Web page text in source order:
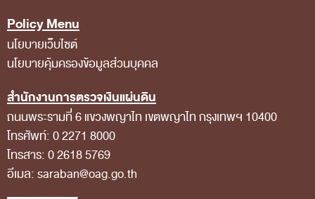
สภาพ
สรุปผลการจัดซื้อจัดจ้าง
การรายงานผลการจัดซื้อจัดจ้าง หรือการจัดการ
พัสดุ
การประเมิน ITA
ศูนย์ข้อมูลข่าวสารของราชการ
Policy Menu
นโยบายเว็บไซต์
นโยบายคุ้มครองข้อมูลส่วนบุคคล
สำนักงานการตรวจเงินแผ่นดิน
ถนนพระรามที่ 6 แขวงพญาไท เขตพญาไท กรุงเทพฯ 10400
โทรศัพท์: 0 2271 8000
โทรสาร: 0 2618 5769
อีเมล: saraban@oag.go.th